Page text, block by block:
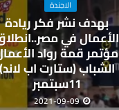
p
الاجندة
بهدف نشر فكر ريادة
الأعمال في
مؤتمر قمة رواد
الشباب (ستارت اب
11سبتمبر
2021-09-09